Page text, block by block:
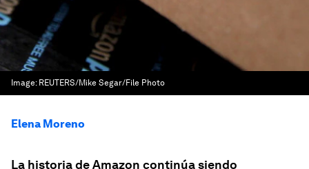
Image: REUTERS/Mike Segar/File Photo
Elena Moreno
La historia de Amazon continúa siendo